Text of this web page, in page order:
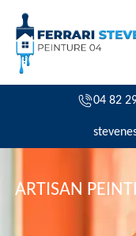
04 82
ARTISAN